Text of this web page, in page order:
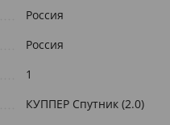
Россия
Россия
1
КУППЕР Спутник (2.0)